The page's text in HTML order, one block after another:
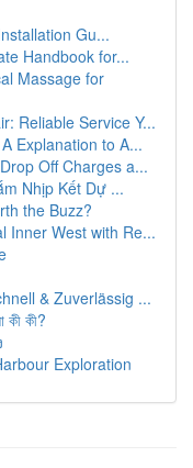
Gu...
Handbook for...
Massage for
Reliable Service Y...
Explanation to A...
Off Charges a...
Nhịp Kết Dự ...
the Buzz?
Inner West with Re...
& Zuverlässig ...
কী কী?
Exploration